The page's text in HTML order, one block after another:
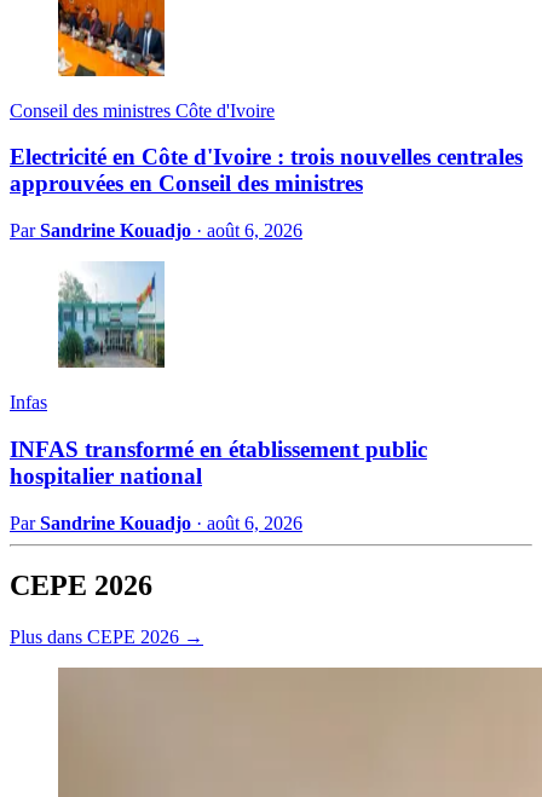
Conseil des ministres Côte d'Ivoire
Electricité en Côte d'Ivoire : trois nouvelles centrales
approuvées en Conseil des ministres
ParSandrine Kouadjo · août 6, 2026
Infas
INFAS transformé en établissement public
hospitalier national
ParSandrine Kouadjo · août 6, 2026
CEPE 2026
Plus dans CEPE 2026 →